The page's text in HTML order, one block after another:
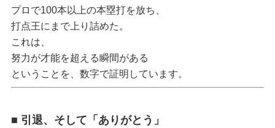
プロで100本以上の本塁打を放ち、
打点王にまで上り詰めた。
これは、
努力が才能を超える瞬間がある
ということを、数字で証明しています。
■ 引退、そして「ありがとう」